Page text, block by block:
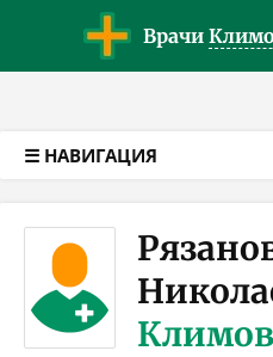
Врачи
☰ НАВИГАЦИЯ